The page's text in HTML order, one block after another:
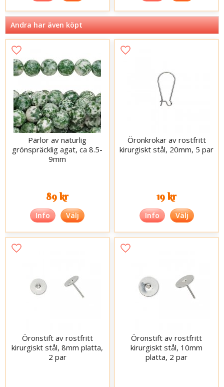
Andra har även köpt
Pärlor av naturlig
grönspräcklig agat, ca 8.5-
9mm
89 kr
Info Välj
Öronkrokar av rostfritt
kirurgiskt stål, 20mm, 5 par
19 kr
Info Välj
Öronstift av rostfritt
kirurgiskt stål, 8mm platta,
2 par
Öronstift av rostfritt
kirurgiskt stål, 10mm
platta, 2 par